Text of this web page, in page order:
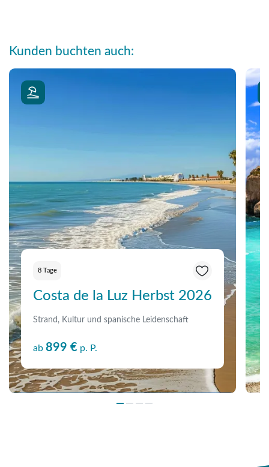
Kunden buchten auch:
8 Tage
Costa de la Luz Herbst 2026
Strand, Kultur und spanische Leidenschaft
ab 899 € p. P.